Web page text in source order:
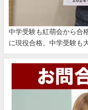
中学受験も紅萌会から合
に現役合格。中学受験も